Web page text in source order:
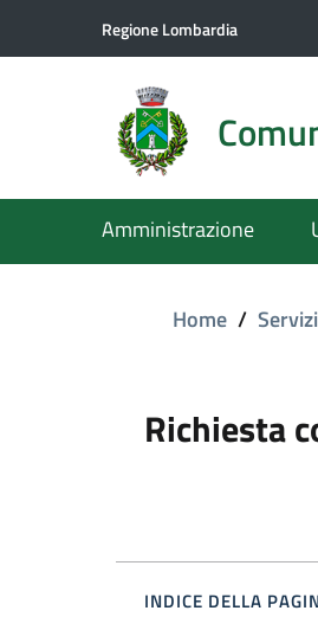
Regione Lombardia
Amministrazione
Home / Servizi
Richiesta
INDICE DELLA